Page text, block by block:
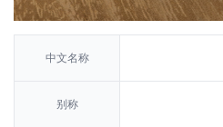
中文名称
别称